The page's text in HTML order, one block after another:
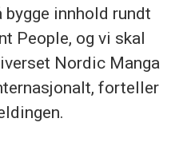
bygge innhold rundt
People, og vi skal
Nordic Manga
forteller